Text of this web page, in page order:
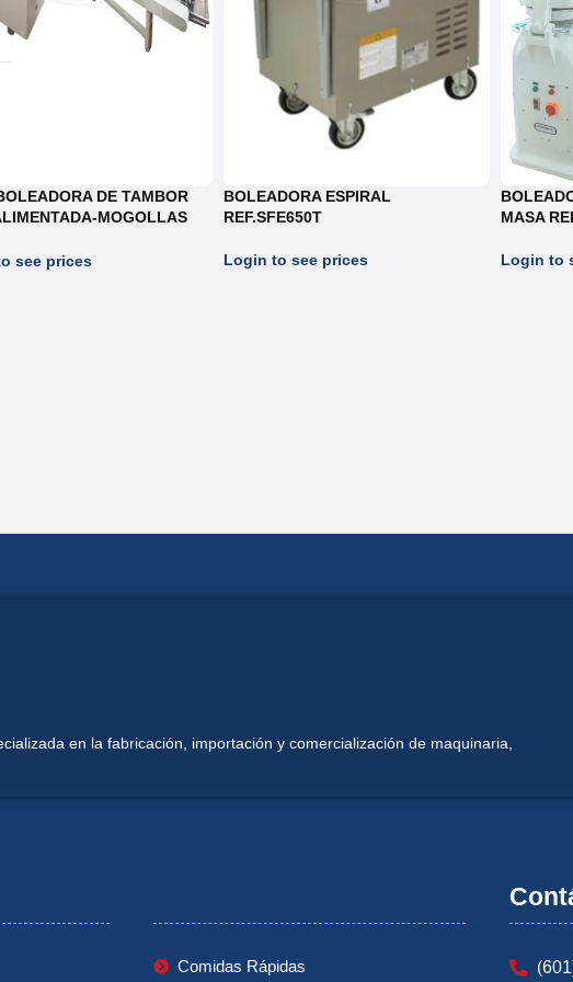
DE TAMBOR
MOGOLLAS
see prices
BOLEADORA ESPIRAL
REF.SFE650T
Login to see prices
MASA
Login to
en la fabricación, importación y comercialización de maquinaria,
Comidas Rápidas